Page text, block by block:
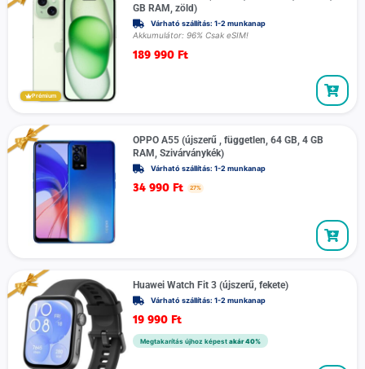
Prémium
GB RAM, zöld)
Várható szállítás: 1-2 munkanap
Akkumulátor: 96% Csak eSIM!
189 990 Ft
OPPO A55 (újszerű , független, 64 GB, 4 GB
RAM, Szivárványkék)
Várható szállítás: 1-2 munkanap
34 990 Ft 27%
Huawei Watch Fit 3 (újszerű, fekete)
Várható szállítás: 1-2 munkanap
19 990 Ft
Megtakarítás újhoz képest akár 40%